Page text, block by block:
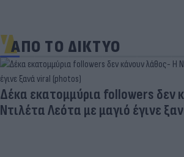
ΑΠΟ ΤΟ ΔΙΚΤΥΟ